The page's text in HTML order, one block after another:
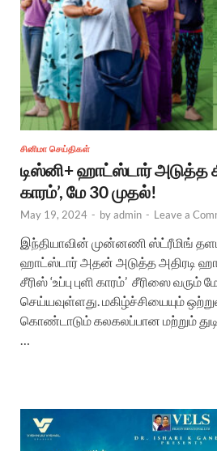
சினிமா செய்திகள்
டிஸ்னி+ ஹாட்ஸ்டார் அடுத்த
காரம்’, மே 30 முதல்!
May 19, 2024 - byadmin - Leave a
இந்தியாவின் முன்னணி ஸ்ட்ரீமிங்
ஹாட்ஸ்டார் அதன் அடுத்த அதிரடி
சீரிஸ் ‘உப்பு புளி காரம்’ சீரிஸை வரும்
செய்யவுள்ளது. மகிழ்ச்சியையும்
கொண்டாடும் கலகலப்பான மற்றும்
…